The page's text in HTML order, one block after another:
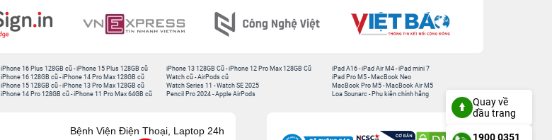
iPhone 16 Plus 128GB cũ -iPhone 15 Plus 128GB cũ
iPhone 16 128GB cũ -iPhone 14 Pro Max 128GB cũ
iPhone 15 128GB cũ -iPhone 13 Pro Max 128GB cũ
iPhone 14 Pro 128GB cũ -iPhone 11 Pro Max 64GB cũ
iPhone 13 128GB Cũ -iPhone 12 Pro Max 128GB Cũ
Watch cũ -AirPods cũ
Watch Series 11 -Watch SE 2025
Pencil Pro 2024 -Apple AirPods
iPad A16 -iPad Air M4 -iPad mini 7
iPad Pro M5 - MacBook Neo
MacBook Pro M5 - MacBook Air M5
Loa Sounarc - Phụ kiện chính hãng
Bệnh Viện Điện Thoại, Laptop 24h
Quay về
đầu trang
1900 0351